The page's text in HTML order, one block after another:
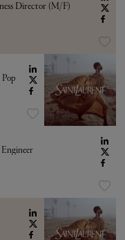
Director (M/F)